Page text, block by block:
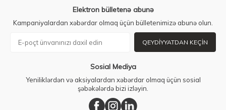
Elektron bülletenə abunə
Kampaniyalardan xəbərdar olmaq üçün bülletenimizə abunə olun.
QEYDIYYATDAN KEÇIN
Sosial Mediya
Yeniliklərdən və aksiyalardan xəbərdar olmaq üçün sosial
şəbəkələrdə bizi izləyin.